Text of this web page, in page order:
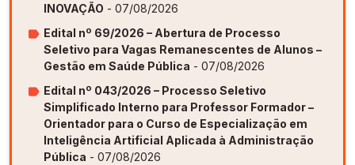
INOVAÇÃO - 07/08/2026
Edital nº 69/2026 – Abertura de Processo
Seletivo para Vagas Remanescentes de Alunos –
Gestão em Saúde Pública - 07/08/2026
Edital nº 043/2026 – Processo Seletivo
Simplificado Interno para Professor Formador –
Orientador para o Curso de Especialização em
Inteligência Artificial Aplicada à Administração
Pública - 07/08/2026